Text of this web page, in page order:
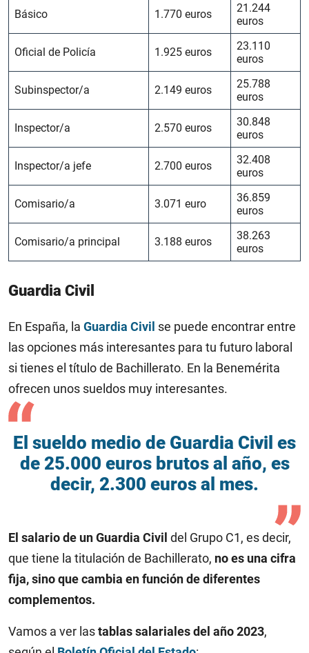
Básico 1.770 euros
21.244
euros
Oficial de Policía 1.925 euros
23.110
euros
Subinspector/a 2.149 euros
25.788
euros
Inspector/a 2.570 euros
30.848
euros
Inspector/a jefe 2.700 euros
32.408
euros
Comisario/a 3.071 euro
36.859
euros
Comisario/a principal 3.188 euros
38.263
euros
Guardia Civil
En España, la Guardia Civil se puede encontrar entre
las opciones más interesantes para tu futuro laboral
si tienes el título de Bachillerato. En la Benemérita
ofrecen unos sueldos muy interesantes.
El sueldo medio de Guardia Civil es
de 25.000 euros brutos al año, es
decir, 2.300 euros al mes.
El salario de un Guardia Civil del Grupo C1, es decir,
que tiene la titulación de Bachillerato, no es una cifra
fija, sino que cambia en función de diferentes
complementos.
Vamos a ver lastablas salariales del año 2023,